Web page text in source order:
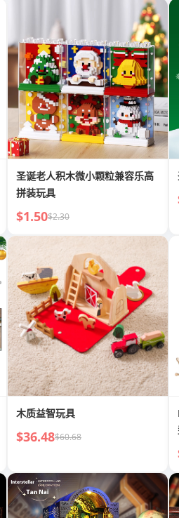
圣诞老人积木微小颗粒兼容乐高
拼装玩具
$1.50$2.30
木质益智玩具
$36.48$60.68